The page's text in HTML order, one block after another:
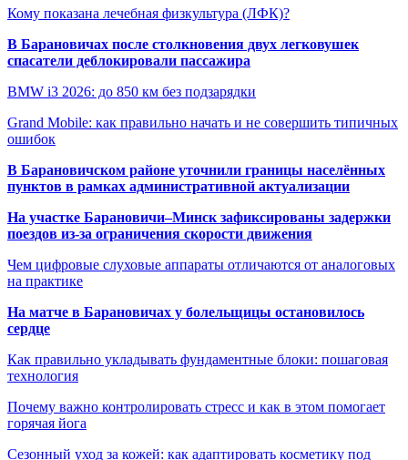
Кому показана лечебная физкультура (ЛФК)?
В Барановичах после столкновения двух легковушек
спасатели деблокировали пассажира
BMW i3 2026: до 850 км без подзарядки
Grand Mobile: как правильно начать и не совершить типичных
ошибок
В Барановичском районе уточнили границы населённых
пунктов в рамках административной актуализации
На участке Барановичи–Минск зафиксированы задержки
поездов из-за ограничения скорости движения
Чем цифровые слуховые аппараты отличаются от аналоговых
на практике
На матче в Барановичах у болельщицы остановилось
сердце
Как правильно укладывать фундаментные блоки: пошаговая
технология
Почему важно контролировать стресс и как в этом помогает
горячая йога
Сезонный уход за кожей: как адаптировать косметику под